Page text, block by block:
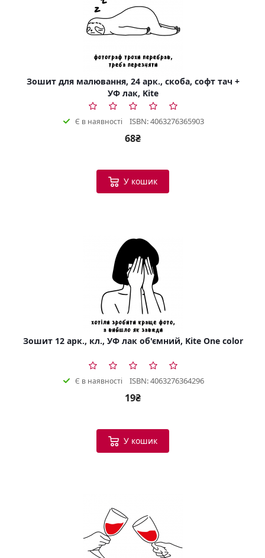
Зошит для малювання, 24 арк., скоба, софт тач +
УФ лак, Kite
Є в наявності ISBN: 4063276365903
68₴
У кошик
Зошит 12 арк., кл., УФ лак об'ємний, Kite One color
Є в наявності ISBN: 4063276364296
19₴
У кошик